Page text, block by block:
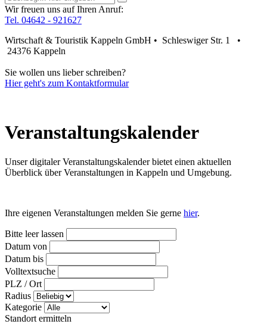
Wir freuen uns auf Ihren Anruf:
Tel. 04642 - 921627
Wirtschaft & Touristik Kappeln GmbH • Schleswiger Str. 1 •
24376 Kappeln
Sie wollen uns lieber schreiben?
Hier geht's zum Kontaktformular
Veranstaltungs­kalender
Unser digitaler Veranstaltungskalender bietet einen aktuellen
Überblick über Veranstaltungen in Kappeln und Umgebung.
Ihre eigenen Veranstaltungen melden Sie gerne hier.
Bitte leer lassen
Datum von
Datum bis
Volltextsuche
PLZ / Ort
Radius
Kategorie
Standort ermitteln